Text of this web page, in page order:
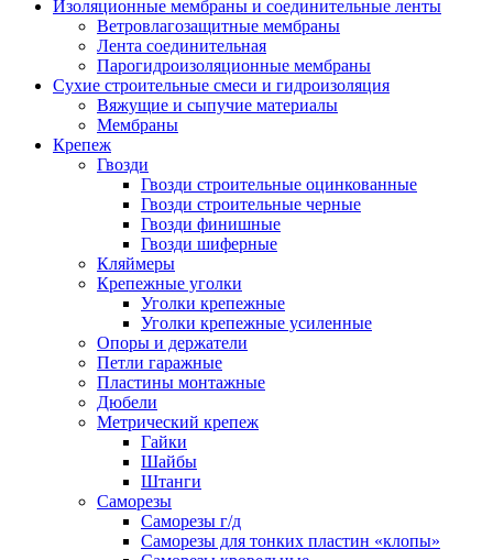
Изоляционные мембраны и соединительные ленты
Ветровлагозащитные мембраны
Лента соединительная
Парогидроизоляционные мембраны
Сухие строительные смеси и гидроизоляция
Вяжущие и сыпучие материалы
Мембраны
Крепеж
Гвозди
Гвозди строительные оцинкованные
Гвозди строительные черные
Гвозди финишные
Гвозди шиферные
Кляймеры
Крепежные уголки
Уголки крепежные
Уголки крепежные усиленные
Опоры и держатели
Петли гаражные
Пластины монтажные
Дюбели
Метрический крепеж
Гайки
Шайбы
Штанги
Саморезы
Саморезы г/д
Саморезы для тонких пластин «клопы»